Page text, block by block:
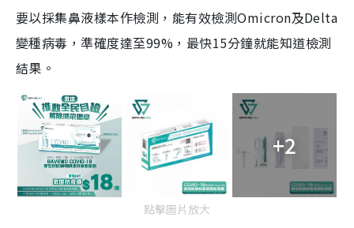
要以採集鼻液樣本作檢測，能有效檢測Omicron及Delta
變種病毒，準確度達至99%，最快15分鐘就能知道檢測
結果。
+2
點擊圖片放大